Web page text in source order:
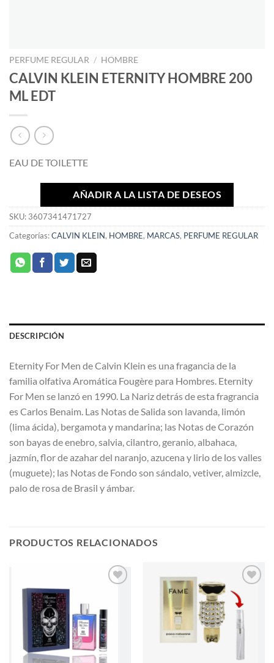
PERFUME REGULAR / HOMBRE
CALVIN KLEIN ETERNITY HOMBRE 200
ML EDT
EAU DE TOILETTE
AÑADIR A LA LISTA DE DESEOS
SKU: 3607341471727
Categorías:CALVIN KLEIN, HOMBRE, MARCAS, PERFUME REGULAR
DESCRIPCIÓN
Eternity For Men de Calvin Klein es una fragancia de la
familia olfativa Aromática Fougère para Hombres. Eternity
For Men se lanzó en 1990. La Nariz detrás de esta fragrancia
es Carlos Benaim. Las Notas de Salida son lavanda, limón
(lima ácida), bergamota y mandarina; las Notas de Corazón
son bayas de enebro, salvia, cilantro, geranio, albahaca,
jazmín, flor de azahar del naranjo, azucena y lirio de los valles
(muguete); las Notas de Fondo son sándalo, vetiver, almizcle,
palo de rosa de Brasil y ámbar.
PRODUCTOS RELACIONADOS
LISTA
DE
DESEOS
AÑADIR
A LA
DE
DESEOS